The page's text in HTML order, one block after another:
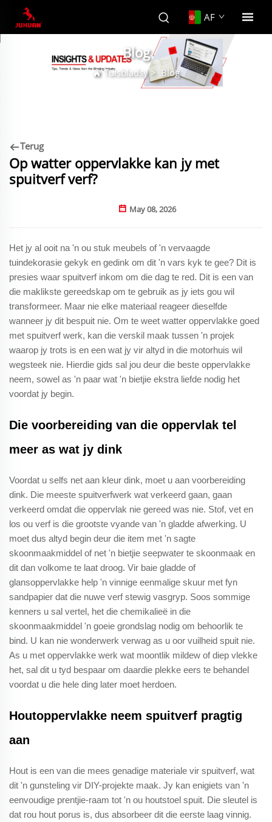
AF
Blog
Tuisbladsy> Blog
Terug
Op watter oppervlakke kan jy met
spuitverf verf?
May 08, 2026
Het jy al ooit na 'n ou stuk meubels of 'n vervaagde
tuindekorasie gekyk en gedink om dit 'n vars kyk te gee? Dit is
presies waar spuitverf inkom om die dag te red. Dit is een van
die maklikste gereedskap om te gebruik as jy iets gou wil
transformeer. Maar nie elke materiaal reageer dieselfde
wanneer jy dit bespuit nie. Om te weet watter oppervlakke goed
met spuitverf werk, kan die verskil maak tussen 'n projek
waarop jy trots is en een wat jy vir altyd in die motorhuis wil
wegsteek nie. Hierdie gids sal jou deur die beste oppervlakke
neem, sowel as 'n paar wat 'n bietjie ekstra liefde nodig het
voordat jy begin.
Die voorbereiding van die oppervlak tel
meer as wat jy dink
Voordat u selfs net aan kleur dink, moet u aan voorbereiding
dink. Die meeste spuitverfwerk wat verkeerd gaan, gaan
verkeerd omdat die oppervlak nie gereed was nie. Stof, vet en
los ou verf is die grootste vyande van 'n gladde afwerking. U
moet dus altyd begin deur die item met 'n sagte
skoonmaakmiddel of net 'n bietjie seepwater te skoonmaak en
dit dan volkome te laat droog. Vir baie gladde of
glansoppervlakke help 'n vinnige eenmalige skuur met fyn
sandpapier dat die nuwe verf stewig vasgryp. Soos sommige
kenners u sal vertel, het die chemikalieë in die
skoonmaakmiddel 'n goeie grondslag nodig om behoorlik te
bind. U kan nie wonderwerk verwag as u oor vuilheid spuit nie.
As u met oppervlakke werk wat moontlik mildew of diep vlekke
het, sal dit u tyd bespaar om daardie plekke eers te behandel
voordat u die hele ding later moet herdoen.
Houtoppervlakke neem spuitverf pragtig
aan
Hout is een van die mees genadige materiale vir spuitverf, wat
dit 'n gunsteling vir DIY-projekte maak. Jy kan enigiets van 'n
eenvoudige prentjie-raam tot 'n ou houtstoel spuit. Die sleutel is
dat rou hout porus is, dus absorbeer dit die eerste laag vinnig.